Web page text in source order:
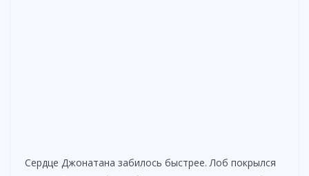
Сердце Джонатана забилось быстрее. Лоб покрылся